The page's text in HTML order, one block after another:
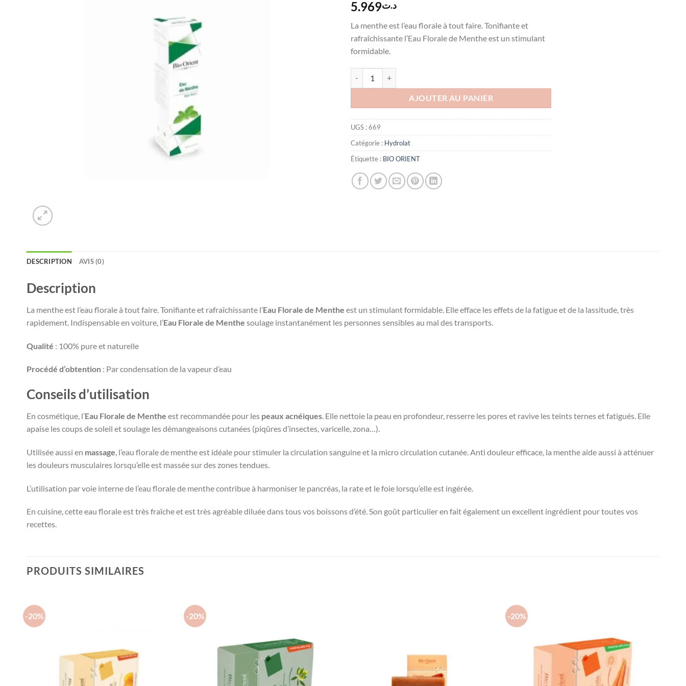
د.ت5.969
La menthe est l’eau florale à tout faire. Tonifiante et
rafraîchissante l’Eau Florale de Menthe est un stimulant
formidable.
AJOUTER AU PANIER
UGS :669
Catégorie : Hydrolat
Étiquette : BIO ORIENT
DESCRIPTION AVIS (0)
Description
La menthe est l’eau florale à tout faire. Tonifiante et rafraîchissante l’Eau Florale de Menthe est un stimulant formidable. Elle efface les effets de la fatigue et de la lassitude, très
rapidement. Indispensable en voiture, l’Eau Florale de Menthe soulage instantanément les personnes sensibles au mal des transports.
Qualité : 100% pure et naturelle
Procédé d’obtention : Par condensation de la vapeur d’eau
Conseils d’utilisation
En cosmétique, l’Eau Florale de Menthe est recommandée pour les peaux acnéiques. Elle nettoie la peau en profondeur, resserre les pores et ravive les teints ternes et fatigués. Elle
apaise les coups de soleil et soulage les démangeaisons cutanées (piqûres d’insectes, varicelle, zona…).
Utilisée aussi en massage , l’eau florale de menthe est idéale pour stimuler la circulation sanguine et la micro circulation cutanée. Anti douleur efficace, la menthe aide aussi à atténuer
les douleurs musculaires lorsqu’elle est massée sur des zones tendues.
L’utilisation par voie interne de l’eau florale de menthe contribue à harmoniser le pancréas, la rate et le foie lorsqu’elle est ingérée.
En cuisine, cette eau florale est très fraîche et est très agréable diluée dans tous vos boissons d’été. Son goût particulier en fait également un excellent ingrédient pour toutes vos
recettes.
PRODUITS SIMILAIRES
-20% -20% -20%